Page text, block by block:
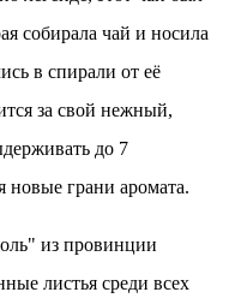
собирала чай и носила
в спирали от её
за свой нежный,
до 7
новые грани аромата.
из провинции
листья среди всех